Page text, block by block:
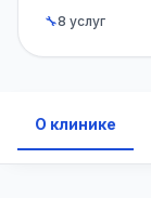
🔧8 услуг
О клинике